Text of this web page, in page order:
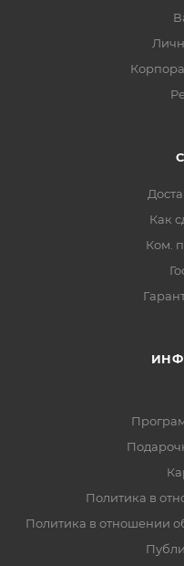
Как
Ком.
Политика в
Политика в отношении